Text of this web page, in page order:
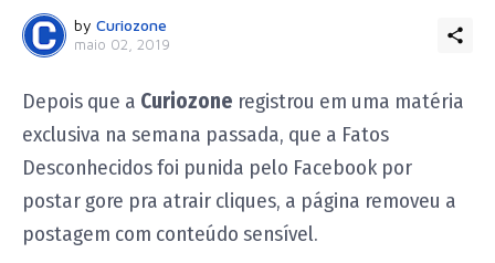
by Curiozone
maio 02, 2019
Depois que a Curiozone registrou em uma matéria
exclusiva na semana passada, que a Fatos
Desconhecidos foi punida pelo Facebook por
postar gore pra atrair cliques, a página removeu a
postagem com conteúdo sensível.